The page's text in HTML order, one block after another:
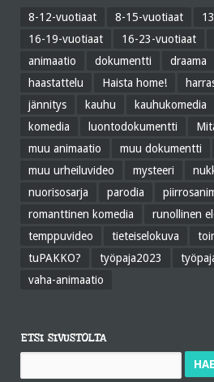
8-12-vuotiaat 8-15-vuotiaat
16-19-vuotiaat
16-23-vuotiaat
animaatio
dokumentti draama
haastattelu
Haista home!
jännitys
kauhu kauhukomedia
komedia
luontodokumentti
muu animaatio
muu dokumentti
muu urheiluvideo
mysteeri
nuorisosarja
parodia
romanttinen komedia
runollinen
temppuvideo
tieteiselokuva
tuPAKKO?
työpaja2023
vaha-animaatio
ETSI SIVUSTOLTA